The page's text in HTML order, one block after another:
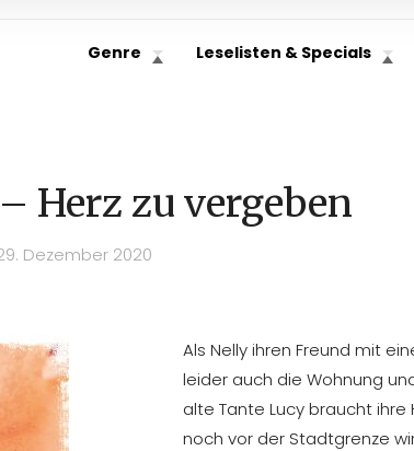
Genre Leselisten & Specials
Herz zu vergeben
Dezember 2020
Als Nelly ihren Freund mit
leider auch die Wohnung
alte Tante Lucy braucht ihre
noch vor der Stadtgrenze